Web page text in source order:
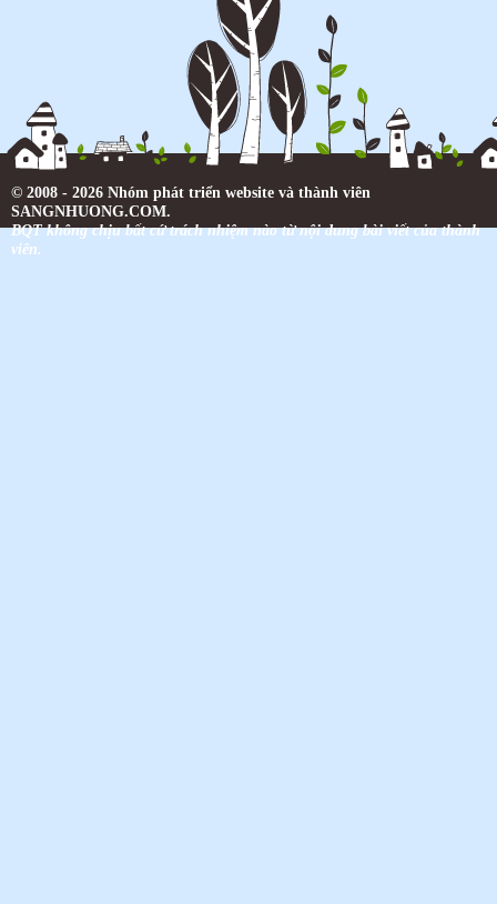
© 2008 - 2026 Nhóm phát triển website và thành viên
SANGNHUONG.COM.
BQT không chịu bất cứ trách nhiệm nào từ nội dung bài viết của thành
viên.